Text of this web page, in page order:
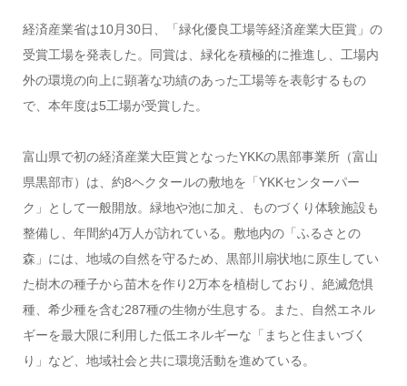
経済産業省は10月30日、「緑化優良工場等経済産業大臣賞」の
受賞工場を発表した。同賞は、緑化を積極的に推進し、工場内
外の環境の向上に顕著な功績のあった工場等を表彰するもの
で、本年度は5工場が受賞した。
富山県で初の経済産業大臣賞となったYKKの黒部事業所（富山
県黒部市）は、約8ヘクタールの敷地を「YKKセンターパー
ク」として一般開放。緑地や池に加え、ものづくり体験施設も
整備し、年間約4万人が訪れている。敷地内の「ふるさとの
森」には、地域の自然を守るため、黒部川扇状地に原生してい
た樹木の種子から苗木を作り2万本を植樹しており、絶滅危惧
種、希少種を含む287種の生物が生息する。また、自然エネル
ギーを最大限に利用した低エネルギーな「まちと住まいづく
り」など、地域社会と共に環境活動を進めている。